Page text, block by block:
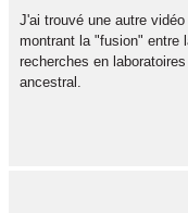
J'ai trouvé une autre
montrant la "fusion" entre
recherches en
ancestral.